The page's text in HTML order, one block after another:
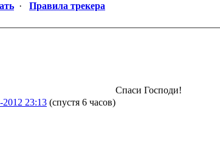
· Правила трекера
23:13 (спустя 6 часов)
Спаси Господи!